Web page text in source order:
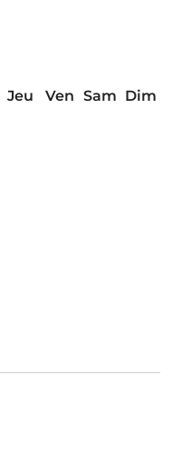
Jeu Ven Sam Dim